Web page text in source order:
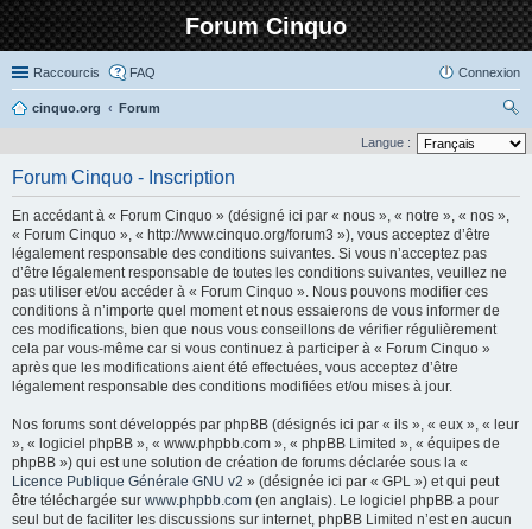
Forum Cinquo
Raccourcis FAQ Connexion
cinquo.org
Forum
ec
ch
er
Langue :
Forum Cinquo - Inscription
En accédant à « Forum Cinquo » (désigné ici par « nous », « notre », « nos »,
« Forum Cinquo », « http://www.cinquo.org/forum3 »), vous acceptez d’être
légalement responsable des conditions suivantes. Si vous n’acceptez pas
d’être légalement responsable de toutes les conditions suivantes, veuillez ne
pas utiliser et/ou accéder à « Forum Cinquo ». Nous pouvons modifier ces
conditions à n’importe quel moment et nous essaierons de vous informer de
ces modifications, bien que nous vous conseillons de vérifier régulièrement
cela par vous-même car si vous continuez à participer à « Forum Cinquo »
après que les modifications aient été effectuées, vous acceptez d’être
légalement responsable des conditions modifiées et/ou mises à jour.
Nos forums sont développés par phpBB (désignés ici par « ils », « eux », « leur
», « logiciel phpBB », « www.phpbb.com », « phpBB Limited », « équipes de
phpBB ») qui est une solution de création de forums déclarée sous la «
Licence Publique Générale GNU v2 » (désignée ici par « GPL ») et qui peut
être téléchargée sur www.phpbb.com (en anglais). Le logiciel phpBB a pour
seul but de faciliter les discussions sur internet, phpBB Limited n’est en aucun